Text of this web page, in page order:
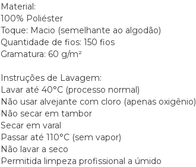
Material:
100% Poliéster
Toque: Macio (semelhante ao algodão)
Quantidade de fios: 150 fios
Gramatura: 60 g/m²
Instruções de Lavagem:
Lavar até 40°C (processo normal)
Não usar alvejante com cloro (apenas oxigênio)
Não secar em tambor
Secar em varal
Passar até 110°C (sem vapor)
Não lavar a seco
Permitida limpeza profissional a úmido